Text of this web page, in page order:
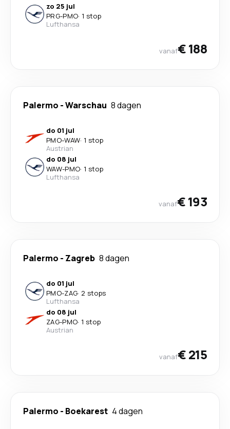
zo 25 jul
PRG-PMO· 1 stop
Lufthansa
vanaf€ 188
Palermo -Warschau 8 dagen
do 01 jul
PMO-WAW· 1 stop
Austrian
do 08 jul
WAW-PMO· 1 stop
Lufthansa
vanaf€ 193
Palermo - Zagreb 8 dagen
do 01 jul
PMO-ZAG· 2 stops
Lufthansa
do 08 jul
ZAG-PMO· 1 stop
Austrian
vanaf€ 215
Palermo - Boekarest 4 dagen